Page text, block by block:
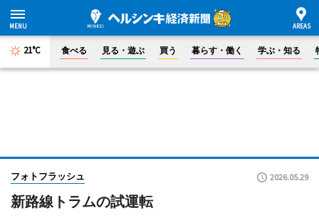
21°C 食べる 見る・遊ぶ 買う 暮らす・働く 学ぶ・知る
フォトフラッシュ 2026.05.29
新路線トラムの試運転